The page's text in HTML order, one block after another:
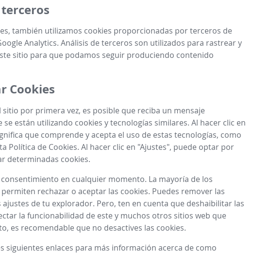
también utilizamos cookies proporcionadas por terceros de
Analytics. Análisis de terceros son utilizados para rastrear y
sitio para que podamos seguir produciendo contenido
Cookies
sitio por primera vez, es posible que reciba un mensaje
están utilizando cookies y tecnologías similares. Al hacer clic en
que comprende y acepta el uso de estas tecnologías, como
Política de Cookies. Al hacer clic en "Ajustes", puede optar por
determinadas cookies.
en cualquier momento. La mayoría de los
rechazar o aceptar las cookies. Puedes remover las
ajustes de tu explorador. Pero, ten en cuenta que deshaibilitar las
la funcionabilidad de este y muchos otros sitios web que
es recomendable que no desactives las cookies.
siguientes enlaces para más información acerca de como